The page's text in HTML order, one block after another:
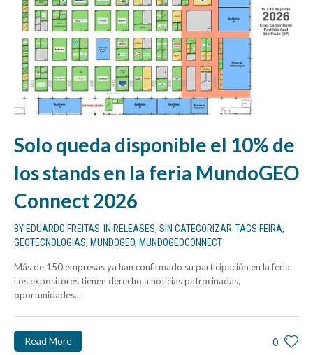
Solo queda disponible el 10% de
los stands en la feria MundoGEO
Connect 2026
BY EDUARDO FREITAS IN RELEASES, SIN CATEGORIZAR TAGS FEIRA,
GEOTECNOLOGIAS, MUNDOGEO, MUNDOGEOCONNECT
Más de 150 empresas ya han confirmado su participación en la feria.
Los expositores tienen derecho a noticias patrocinadas,
oportunidades...
0
Read More